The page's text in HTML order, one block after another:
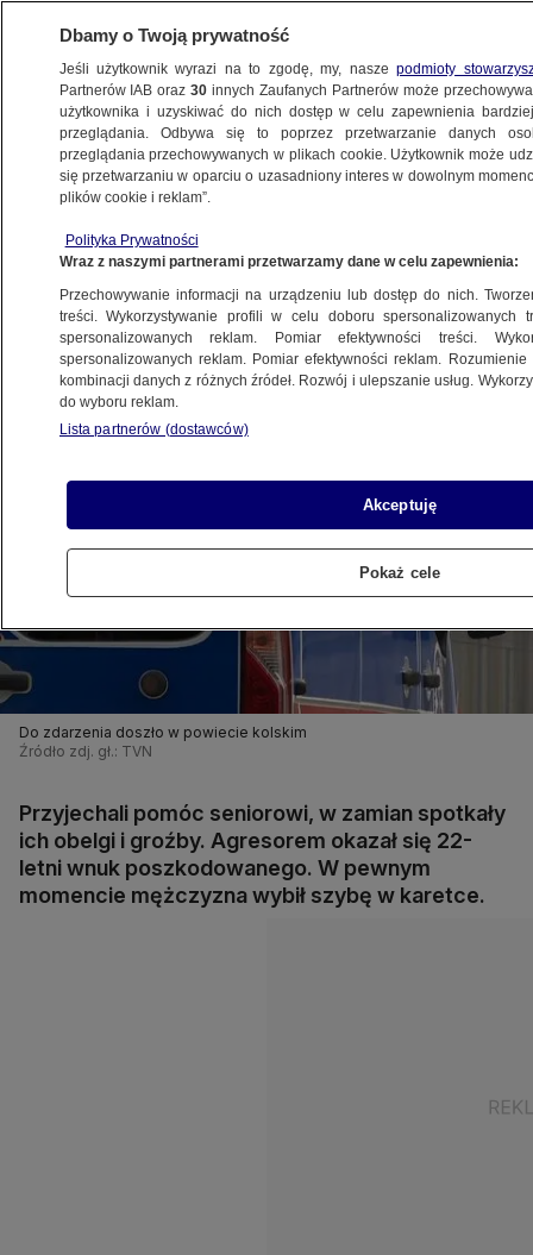
POZNAŃ
ratownikom i wybił szybę
29.09.2025, 17:35
Posłuchaj artykułu
Czyta lektor AI
Do zdarzenia doszło w powiecie kolskim
Źródło zdj. gł.: TVN
Przyjechali pomóc seniorowi, w zamian spotkały
ich obelgi i groźby. Agresorem okazał się 22-
letni wnuk poszkodowanego. W pewnym
momencie mężczyzna wybił szybę w karetce.
Dbamy o Twoją prywatność
Jeśli użytkownik wyrazi na to zgodę, my, naszepodmioty
Partnerów IAB oraz30 innych Zaufanych Partnerów może
użytkownika i uzyskiwać do nich dostęp w celu zapewnienia
przeglądania. Odbywa się to poprzez przetwarzanie danych
przeglądania przechowywanych w plikach cookie. Użytkownik może
się przetwarzaniu w oparciu o uzasadniony interes w dowolnym
plików cookie i reklam”.
Polityka Prywatności
Wraz z naszymi partnerami przetwarzamy dane w celu zapewnienia:
Przechowywanie informacji na urządzeniu lub dostęp do nich.
treści. Wykorzystywanie profili w celu doboru spersonalizowanych
spersonalizowanych reklam. Pomiar efektywności treści.
spersonalizowanych reklam. Pomiar efektywności reklam.
kombinacji danych z różnych źródeł. Rozwój i ulepszanie usług.
do wyboru reklam.
Lista partnerów (dostawców)
Akceptuję
Pokaż cele